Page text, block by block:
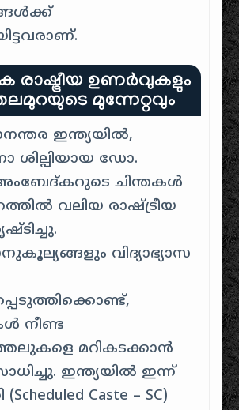
ഉണർവുകളും
മുന്നേറ്റവും
ഇന്ത്യയിൽ,
ശില്പിയായ ഡോ.
ചിന്തകൾ
വലിയ രാഷ്ട്രീയ
വിദ്യാഭ്യാസ
നീണ്ട
മറികടക്കാൻ
ഇന്ത്യയിൽ ഇന്ന്
Caste – SC)